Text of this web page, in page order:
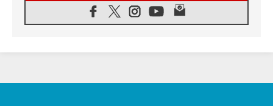
08.08.2026
Signis 2026, donner la parole aux religieuses
07.08.2026